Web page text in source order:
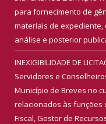
para fornecimento de
materiais de expediente,
análise e posterior
INEXIGIBILIDADE DE
Servidores e
Município de Breves no
relacionados às funções
Fiscal, Gestor de